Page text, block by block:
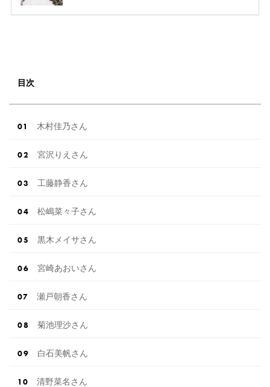
目次
木村佳乃さん
宮沢りえさん
工藤静香さん
松嶋菜々子さん
黒木メイサさん
宮崎あおいさん
瀬戸朝香さん
菊池理沙さん
白石美帆さん
清野菜名さん